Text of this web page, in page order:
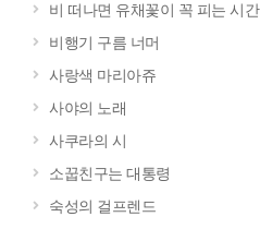
비 떠나면 유채꽃이 꼭 피는 시간
비행기 구름 너머
사랑색 마리아쥬
사야의 노래
사쿠라의 시
소꿉친구는 대통령
숙성의 걸프렌드